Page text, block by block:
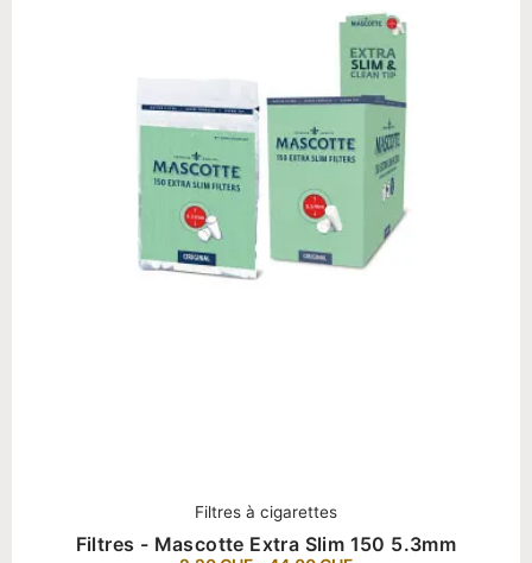
Filtres à cigarettes
Filtres - Mascotte Extra Slim 150 5.3mm